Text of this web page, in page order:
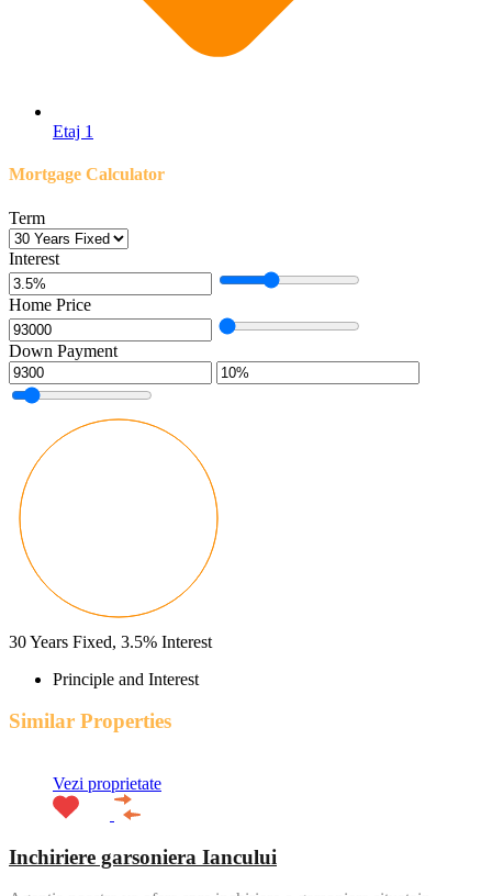
Etaj 1
Mortgage Calculator
Term
Interest
Home Price
Down Payment
30Years Fixed, 3.5% Interest
Principle and Interest
Similar Properties
Vezi proprietate
Inchiriere garsoniera Iancului